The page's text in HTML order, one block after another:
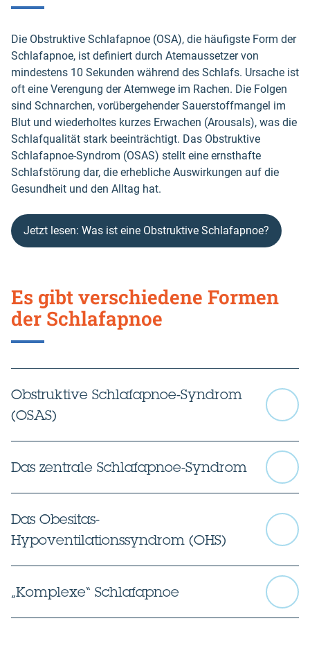
Die Obstruktive Schlafapnoe (OSA), die häufigste Form der
Schlafapnoe, ist definiert durch Atemaussetzer von
mindestens 10 Sekunden während des Schlafs. Ursache ist
oft eine Verengung der Atemwege im Rachen. Die Folgen
sind Schnarchen, vorübergehender Sauerstoffmangel im
Blut und wiederholtes kurzes Erwachen (Arousals), was die
Schlafqualität stark beeinträchtigt. Das Obstruktive
Schlafapnoe-Syndrom (OSAS) stellt eine ernsthafte
Schlafstörung dar, die erhebliche Auswirkungen auf die
Gesundheit und den Alltag hat.
Jetzt lesen: Was ist eine Obstruktive Schlafapnoe?
Es gibt verschiedene Formen
der Schlafapnoe
Obstruktive Schlafapnoe-Syndrom
(OSAS)
Das zentrale Schlafapnoe-Syndrom
Das Obesitas-
Hypoventilationssyndrom (OHS)
„Komplexe“ Schlafapnoe